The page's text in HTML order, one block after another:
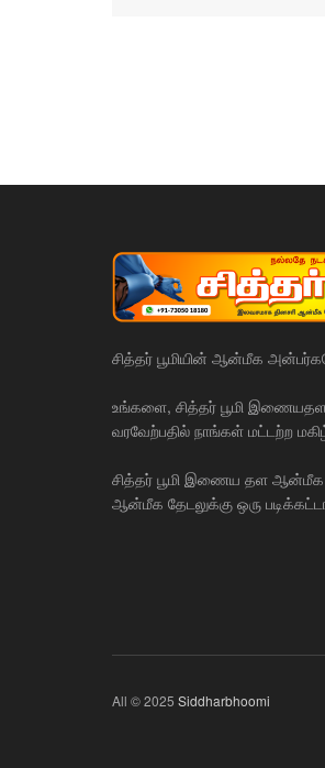
சித்தர் பூமியின் ஆன்மீக
உங்களை, சித்தர் பூமி
வரவேற்பதில் நாங்கள் மட்டற்ற
சித்தர் பூமி இணைய தள
ஆன்மீக தேடலுக்கு ஒரு
All © 2025 Siddharbhoomi